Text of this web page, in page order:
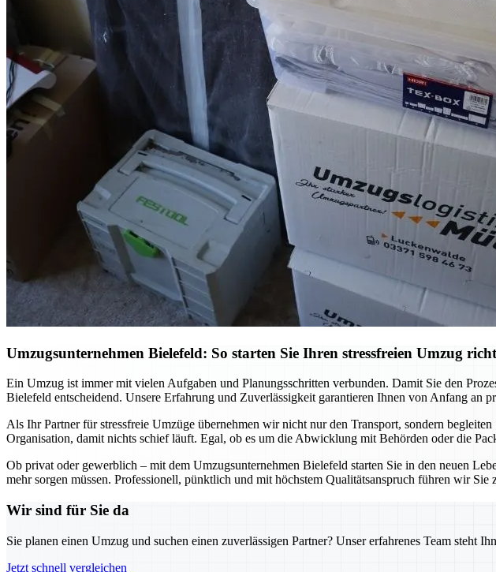
Umzugsunternehmen Bielefeld: So starten Sie Ihren stressfreien Umzug
Ein Umzug ist immer mit vielen Aufgaben und Planungsschritten verbunden. Damit Sie den
Bielefeld entscheidend. Unsere Erfahrung und Zuverlässigkeit garantieren Ihnen von Anfang an
Als Ihr Partner für stressfreie Umzüge übernehmen wir nicht nur den Transport, sondern
Organisation, damit nichts schief läuft. Egal, ob es um die Abwicklung mit Behörden oder die
Ob privat oder gewerblich – mit dem Umzugsunternehmen Bielefeld starten Sie in den neuen
mehr sorgen müssen. Professionell, pünktlich und mit höchstem Qualitätsanspruch führen wir
Wir sind für Sie da
Sie planen einen Umzug und suchen einen zuverlässigen Partner? Unser erfahrenes Team steht
Jetzt schnell vergleichen